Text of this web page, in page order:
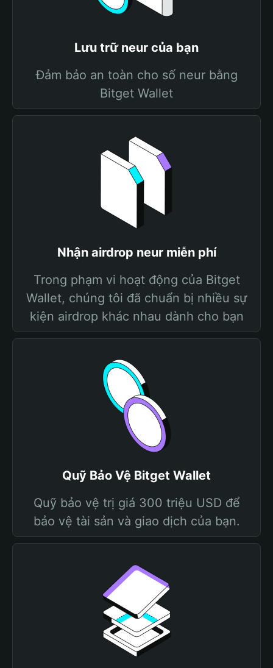
Lưu trữ neur của bạn
Đảm bảo an toàn cho số neur bằng
Bitget Wallet
Nhận airdrop neur miễn phí
Trong phạm vi hoạt động của Bitget
Wallet, chúng tôi đã chuẩn bị nhiều sự
kiện airdrop khác nhau dành cho bạn
Quỹ Bảo Vệ Bitget Wallet
Quỹ bảo vệ trị giá 300 triệu USD để
bảo vệ tài sản và giao dịch của bạn.